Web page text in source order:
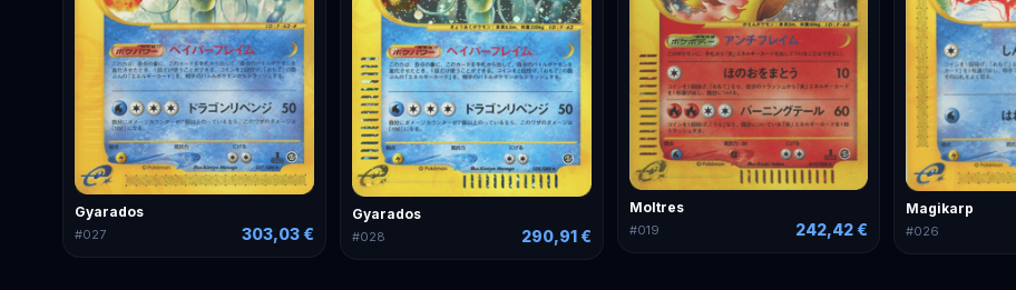
Gyarados
#027 303,03 €
Gyarados
#028 290,91 €
Moltres
#019 242,42 €
Magikarp
#026